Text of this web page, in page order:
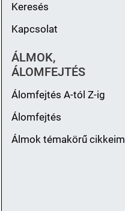
Keresés
Kapcsolat
ÁLMOK,
ÁLOMFEJTÉS
Álomfejtés A-tól Z-ig
Álomfejtés
Álmok témakörű cikkeim